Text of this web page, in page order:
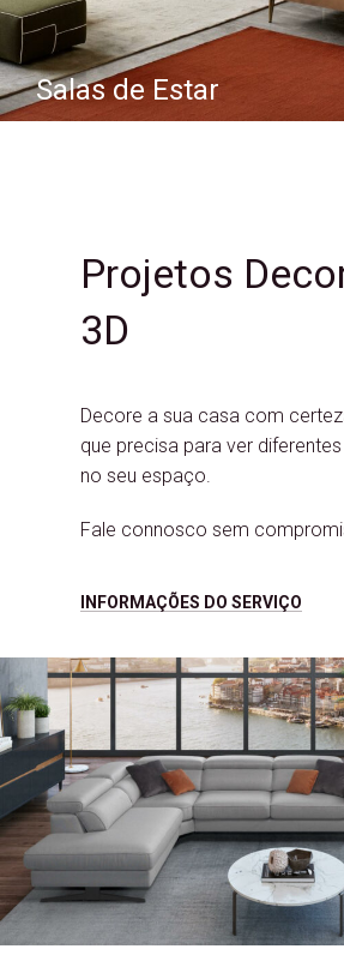
Salas de Estar
Projetos
3D
Decore a sua casa com
que precisa para ver
no seu espaço.
Fale connosco sem
INFORMAÇÕES DO SERVIÇO